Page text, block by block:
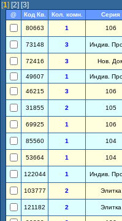
[1] [2] [3]
@ Код Кв. Кол. комн. Серия
80663
1 106
73148 3 Индив.
72416 3 Нов.
49607 1 Индив.
46215 3 106
31855 2 105
69925 1 106
85560 1 104
53664 1 104
122044 1 Индив.
103777 2 Элитка
121182 2 Элитка